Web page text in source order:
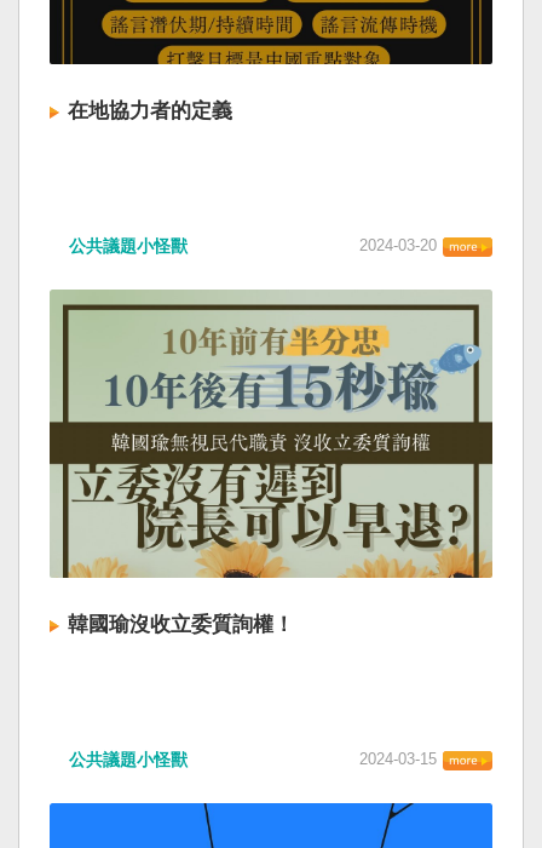
在地協力者的定義
公共議題小怪獸 2024-03-20
韓國瑜沒收立委質詢權！
公共議題小怪獸 2024-03-15